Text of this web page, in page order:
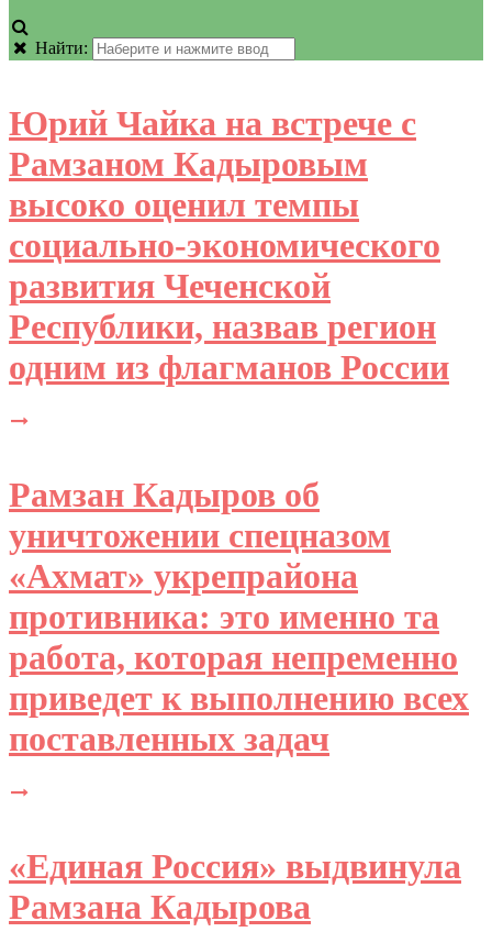
Найти:
Юрий Чайка на встрече с
Рамзаном Кадыровым
высоко оценил темпы
социально-экономического
развития Чеченской
Республики, назвав регион
одним из флагманов России
Рамзан Кадыров об
уничтожении спецназом
«Ахмат» укрепрайона
противника: это именно та
работа, которая непременно
приведет к выполнению всех
поставленных задач
«Единая Россия» выдвинула
Рамзана Кадырова